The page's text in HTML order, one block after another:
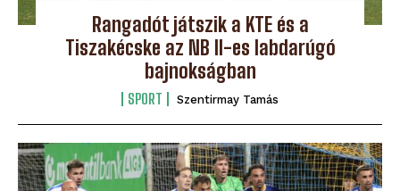
Rangadót játszik a KTE és a
Tiszakécske az NB II-es labdarúgó
bajnokságban
SPORT Szentirmay Tamás